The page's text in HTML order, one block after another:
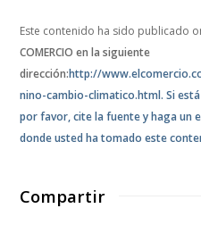
Este contenido ha sido publicado
COMERCIO en la siguiente
dirección:http://
nino-cambio-climatico.html. Si
por favor, cite la fuente y haga un
donde usted ha tomado este
Compartir